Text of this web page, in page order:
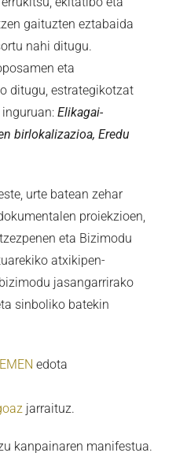
gaituzten eztabaida
nahi ditugu.
eta
ditugu, estrategikotzat
Elikagai-
birlokalizazioa, Eredu
urte batean zehar
proiekzioen,
eta Bizimodu
atxikipen-
jasangarrirako
sinboliko batekin
edota
jarraituz.
kanpainaren manifestua.